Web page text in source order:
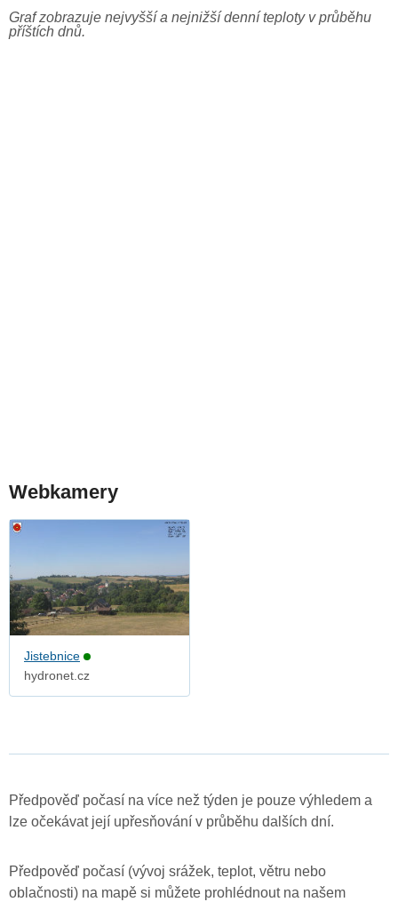
Graf zobrazuje nejvyšší a nejnižší denní teploty v průběhu
příštích dnů.
Webkamery
Jistebnice
hydronet.cz
Předpověď počasí na více než týden je pouze výhledem a
lze očekávat její upřesňování v průběhu dalších dní.
Předpověď počasí (vývoj srážek, teplot, větru nebo
oblačnosti) na mapě si můžete prohlédnout na našem